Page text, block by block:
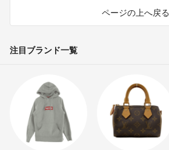
ページの上へ戻る
注目ブランド一覧